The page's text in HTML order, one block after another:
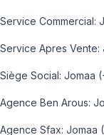
Service Commercial:
Service Apres Vente:
Siège Social: Jomaa
Agence Ben Arous:
Agence Sfax: Jomaa